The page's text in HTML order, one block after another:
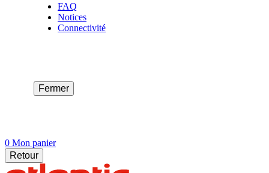
FAQ
Notices
Connectivité
Fermer
0 Mon panier
Retour